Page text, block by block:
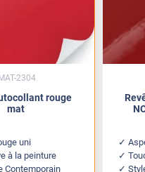
rouge
mat
uni
à la peinture
Contemporain
2304